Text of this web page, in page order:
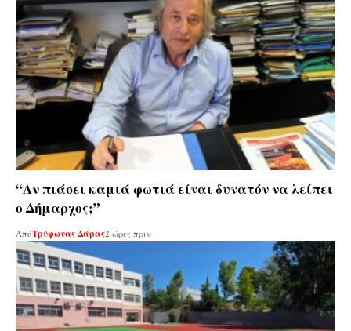
“Αν πιάσει καμιά φωτιά είναι δυνατόν να λείπει
ο Δήμαρχος;”
ΑπόΤρύφωνας Δάρας2 ώρες πριν